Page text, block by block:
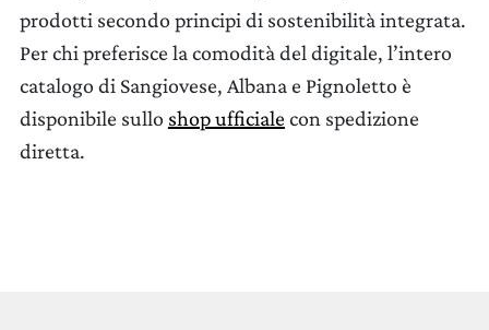
prodotti secondo principi di sostenibilità integrata.
Per chi preferisce la comodità del digitale, l’intero
catalogo di Sangiovese, Albana e Pignoletto è
disponibile sullo shop ufficiale con spedizione
diretta.